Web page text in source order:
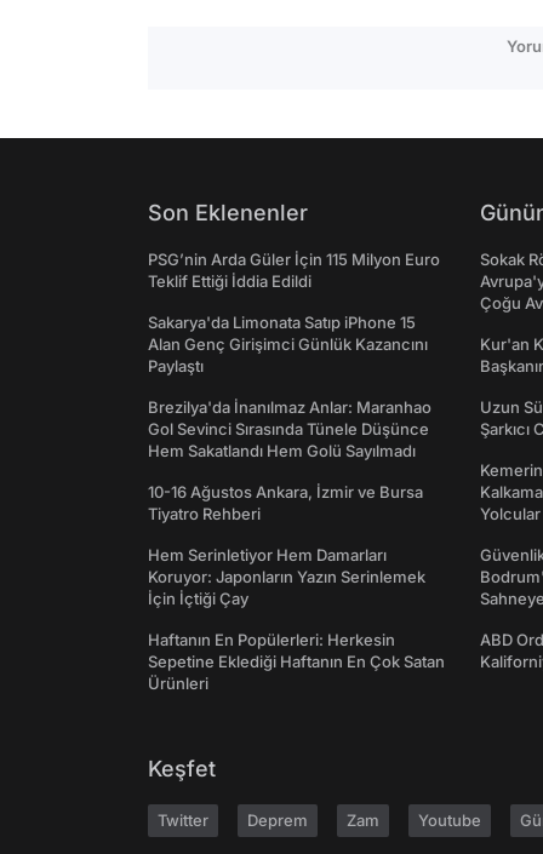
Son Eklenenler
PSG’nin Arda Güler İçin 115 Milyon Euro
Teklif Ettiği İddia Edildi
Sakarya'da Limonata Satıp iPhone 15
Alan Genç Girişimci Günlük Kazancını
Paylaştı
Brezilya'da İnanılmaz Anlar: Maranhao
Gol Sevinci Sırasında Tünele Düşünce
Hem Sakatlandı Hem Golü Sayılmadı
10-16 Ağustos Ankara, İzmir ve Bursa
Tiyatro Rehberi
Hem Serinletiyor Hem Damarları
Koruyor: Japonların Yazın Serinlemek
İçin İçtiği Çay
Haftanın En Popülerleri: Herkesin
Sepetine Eklediği Haftanın En Çok Satan
Ürünleri
Sokak
Çoğu
Kur'an
Uzun
Şarkıcı
Yolcular
ABD
Keşfet
Twitter Deprem Zam Youtube